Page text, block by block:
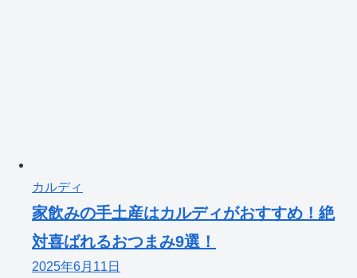
カルディ
家飲みの手土産はカルディがおすすめ！絶
対喜ばれるおつまみ9選！
2025年6月11日